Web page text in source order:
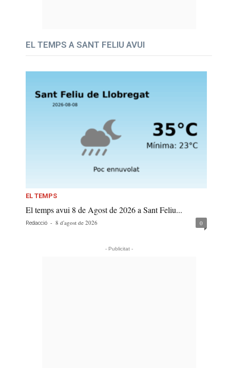
EL TEMPS A SANT FELIU AVUI
EL TEMPS
El temps avui 8 de Agost de 2026 a Sant Feliu...
Redacció - 8 d'agost de 2026 0
- Publicitat -